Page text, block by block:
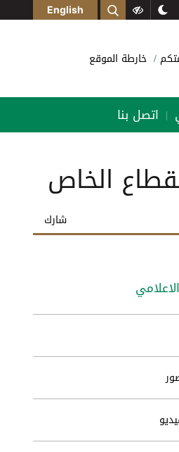
English
خارطة الموقع
| اتصل بنا
الخاص
شارك